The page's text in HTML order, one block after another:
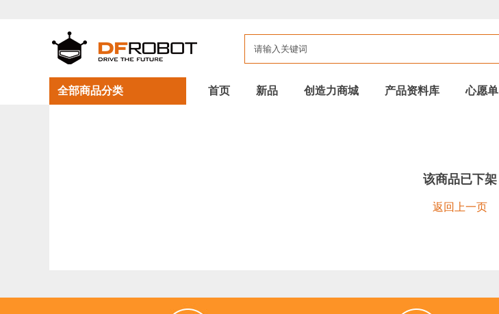
全部商品分类 首页 新品 创造力商城 产品资料库 心愿单
该商品已下架
返回上一页